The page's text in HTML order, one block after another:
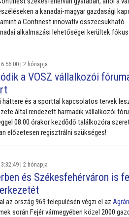
a kanadai-magyar gazdasági
a Continest innovatív összecsukható
alkalmazási lehetőségei kerültek
| 2 hónapja
a VOSZ vállalkozói
háttere és a sporttal kapcsolatos tervek
által rendezett harmadik vállalkozói
08.00 órakor kezdődő találkozóra
előzetesen regisztrálni szükséges!
| 2 hónapja
és Székesfehérváron is
az ország 969 településén végzi el az
során Fejér vármegyében közel 2000